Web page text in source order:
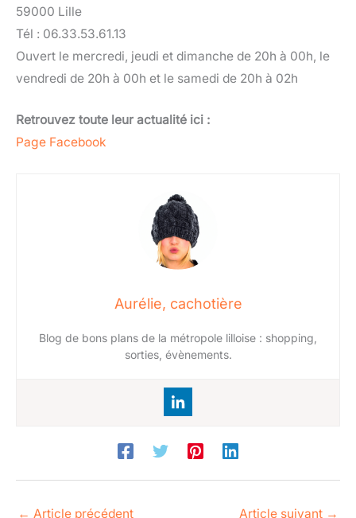
59000 Lille
Tél : 06.33.53.61.13
Ouvert le mercredi, jeudi et dimanche de 20h à 00h, le
vendredi de 20h à 00h et le samedi de 20h à 02h
Retrouvez toute leur actualité ici :
Page Facebook
Aurélie, cachotière
Blog de bons plans de la métropole lilloise : shopping,
sorties, évènements.
← Article précédent Article suivant →